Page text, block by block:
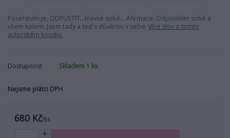
Poselstvím je, ODPUSTIT...hlavně sobě... Afirmace: Odpouštím sobě a
všem kolem. Jsem tady a teď s důvěrou v sebe. Více slov o tomto
autorském kousku.
Dostupnost Skladem 1 ks
Nejsme plátci DPH
680 Kč/ks